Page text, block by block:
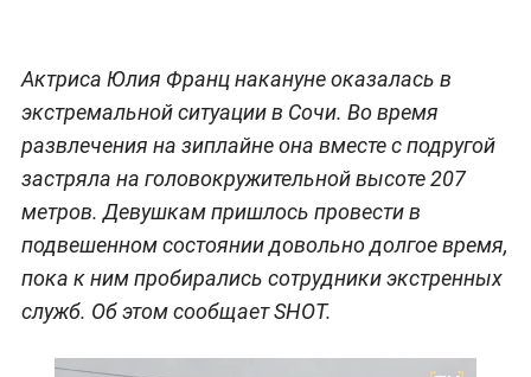
Актриса Юлия Франц накануне оказалась в
экстремальной ситуации в Сочи. Во время
развлечения на зиплайне она вместе с подругой
застряла на головокружительной высоте 207
метров. Девушкам пришлось провести в
подвешенном состоянии довольно долгое время,
пока к ним пробирались сотрудники экстренных
служб. Об этом сообщает SHOT.